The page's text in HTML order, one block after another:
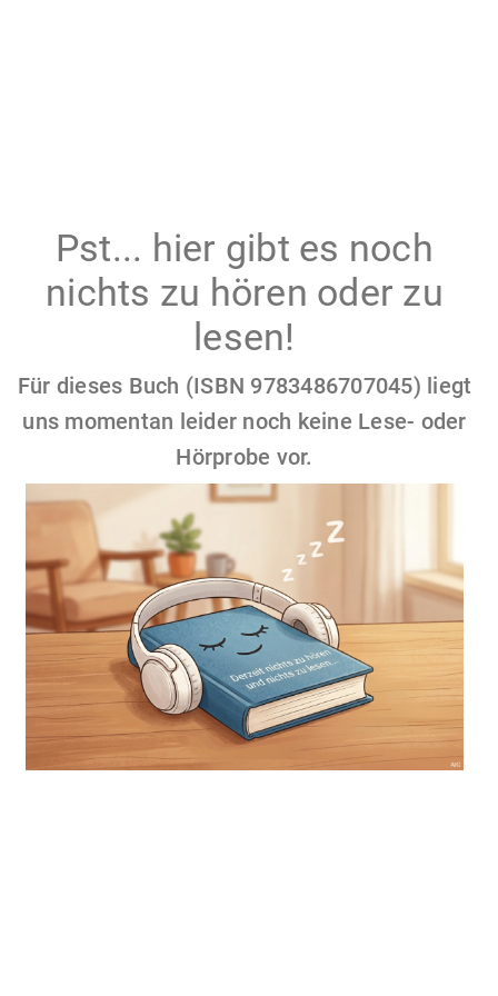
Pst... hier gibt es noch
nichts zu hören oder zu
lesen!
Für dieses Buch (ISBN 9783486707045) liegt
uns momentan leider noch keine Lese- oder
Hörprobe vor.